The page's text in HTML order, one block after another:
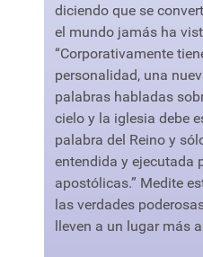
diciendo que se
el mundo jamás ha
“Corporativamente
personalidad, una
palabras habladas
cielo y la iglesia debe
palabra del Reino y
entendida y ejecutada
apostólicas.” Medite
las verdades
lleven a un lugar más